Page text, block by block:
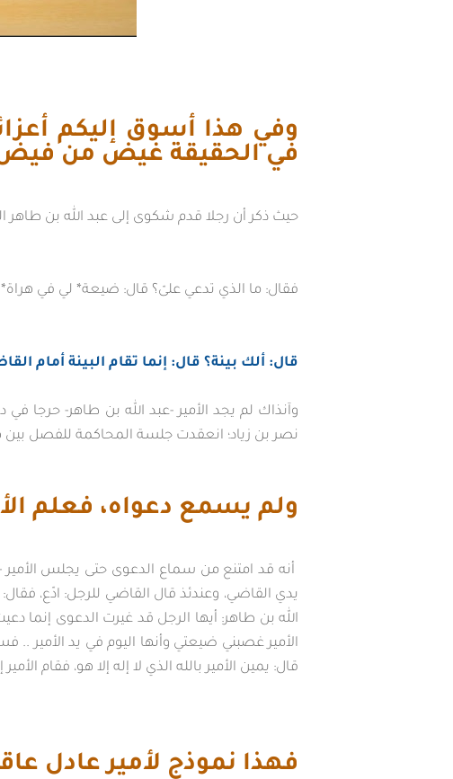
وفي هذا أسوق إليكم
في الحقيقة غيض من
حيث ذكر أن رجلا قدم شكوى إلى عبد الله بن طاهر
فقال: ما الذي تدعي علىّ؟ قال: ضيعة* لي في هراة*
قال: ألك بينة؟ قال: إنما تقام البينة أمام
وآنذاك لم يجد الأمير -عبد الله بن طاهر- حرجا
نصر بن زياد؛ انعقدت جلسة المحاكمة للفصل بين
ولم يسمع دعواه، فعلم
أنه قد امتنع من سماع الدعوى حتى يجلس
يدي القاضي، وعندئذ قال القاضي للرجل: ادّع،
الله بن طاهر: أيها الرجل قد غيرت الدعوى إنما
الأمير غصبني ضيعتي وأنها اليوم في يد الأمير ..
قال: يمين الأمير بالله الذي لا إله إلا هو، فقام
فهذا نموذج لأمير عادل